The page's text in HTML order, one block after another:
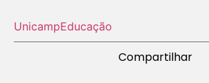
UnicampEducação
Compartilhar